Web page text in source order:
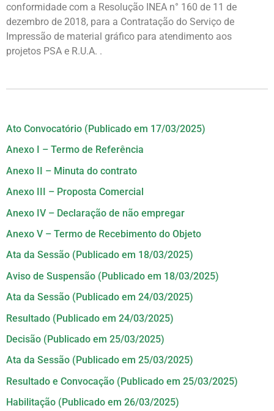
conformidade com a Resolução INEA n° 160 de 11 de
dezembro de 2018, para a Contratação do Serviço de
Impressão de material gráfico para atendimento aos
projetos PSA e R.U.A. .
Ato Convocatório (Publicado em 17/03/2025)
Anexo I – Termo de Referência
Anexo II – Minuta do contrato
Anexo III – Proposta Comercial
Anexo IV – Declaração de não empregar
Anexo V – Termo de Recebimento do Objeto
Ata da Sessão (Publicado em 18/03/2025)
Aviso de Suspensão (Publicado em 18/03/2025)
Ata da Sessão (Publicado em 24/03/2025)
Resultado (Publicado em 24/03/2025)
Decisão (Publicado em 25/03/2025)
Ata da Sessão (Publicado em 25/03/2025)
Resultado e Convocação (Publicado em 25/03/2025)
Habilitação (Publicado em 26/03/2025)